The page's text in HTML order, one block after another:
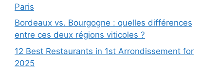
Paris
Bordeaux vs. Bourgogne : quelles différences
entre ces deux régions viticoles ?
12 Best Restaurants in 1st Arrondissement for
2025